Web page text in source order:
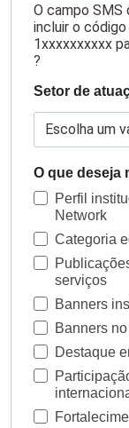
O campo
incluir o
1xxxxxxxxxx
?
Setor de
O que deseja
Perfil
Network
Categoria
serviços
Banners
Banners
Destaque